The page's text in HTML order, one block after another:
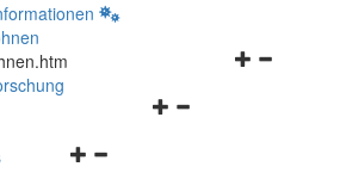
Navigationsmenü
Navigationsmenü